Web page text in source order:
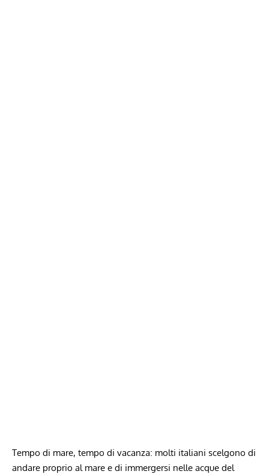
Tempo di mare, tempo di vacanza: molti italiani scelgono di
andare proprio al mare e di immergersi nelle acque del